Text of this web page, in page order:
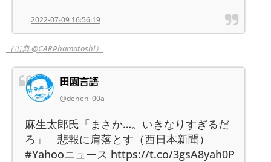
2022-07-09 16:56:19
（出典 @CARPhamatoshi）
田園言語
@denen_00a
麻生太郎氏「まさか…。いきなりすぎるだ
ろ」 悲報に肩落とす（西日本新聞）
#Yahooニュース https://t.co/3gsA8yah0P